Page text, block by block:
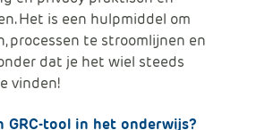
Het is een hulpmiddel om
processen te stroomlijnen en
dat je het wiel steeds
vinden!
GRC-tool in het onderwijs?